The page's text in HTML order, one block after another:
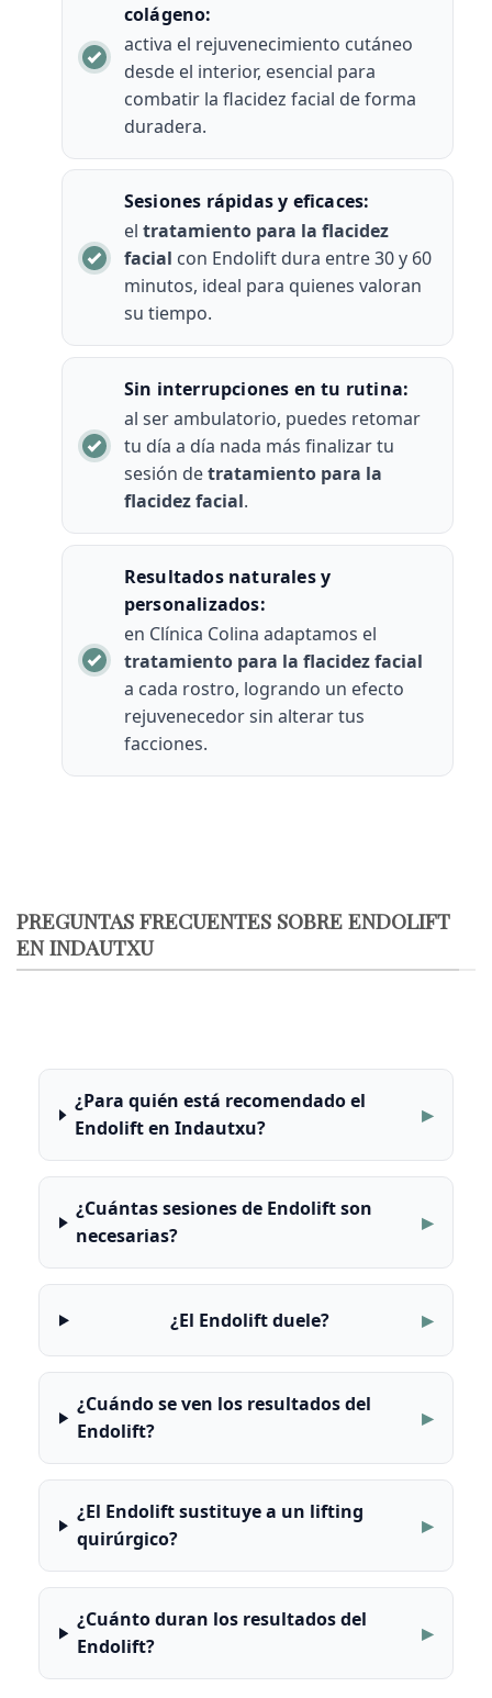
colágeno:
activa el rejuvenecimiento cutáneo
desde el interior, esencial para
combatir la flacidez facial de forma
duradera.
Sesiones rápidas y eficaces:
el tratamiento para la flacidez
facial con Endolift dura entre 30 y 60
minutos, ideal para quienes valoran
su tiempo.
Sin interrupciones en tu rutina:
al ser ambulatorio, puedes retomar
tu día a día nada más finalizar tu
sesión detratamiento para la
flacidez facial.
Resultados naturales y
personalizados:
en Clínica Colina adaptamos el
tratamiento para la flacidez facial
a cada rostro, logrando un efecto
rejuvenecedor sin alterar tus
facciones.
PREGUNTAS FRECUENTES SOBRE ENDOLIFT
EN INDAUTXU
¿Para quién está recomendado el
Endolift en Indautxu?
¿Cuántas sesiones de Endolift son
necesarias?
¿El Endolift duele?
¿Cuándo se ven los resultados del
Endolift?
¿El Endolift sustituye a un lifting
quirúrgico?
¿Cuánto duran los resultados del
Endolift?